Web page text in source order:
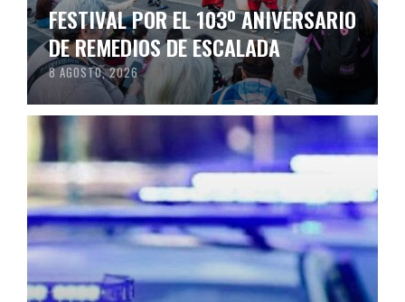
FESTIVAL POR EL 103º ANIVERSARIO
DE REMEDIOS DE ESCALADA
8 AGOSTO, 2026